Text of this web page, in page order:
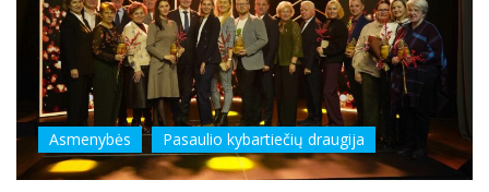
Asmenybės Pasaulio kybartiečių draugija